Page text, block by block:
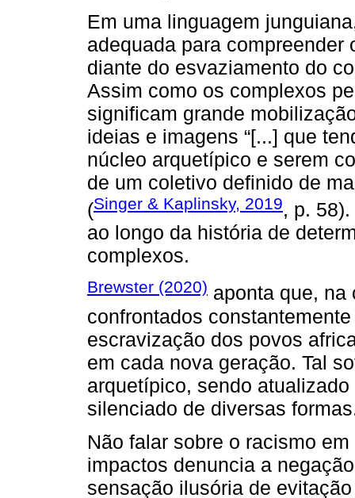
Em uma linguagem
adequada para
diante do esvaziamento do
Assim como os complexos
significam grande
ideias e imagens “[...] que
núcleo arquetípico e serem
de um coletivo definido de
(Singer & Kaplinsky, 2019, p.
ao longo da história de
complexos.
Brewster (2020) aponta que, na
confrontados
escravização dos povos
em cada nova geração. Tal
arquetípico, sendo
silenciado de diversas
Não falar sobre o racismo
impactos denuncia a
sensação ilusória de